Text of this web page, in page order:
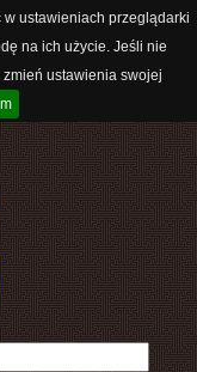
ustawieniach przeglądarki
na ich użycie. Jeśli nie
ustawienia swojej